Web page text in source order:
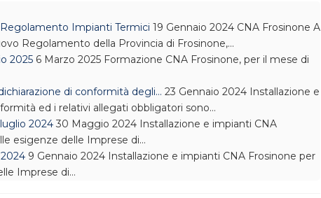
Impianti Termici 19 Gennaio 2024 CNA Frosinone A
Regolamento della Provincia di Frosinone,…
20256 Marzo 2025 Formazione CNA Frosinone, per il mese di
di conformità degli… 23 Gennaio 2024 Installazione e
ed i relativi allegati obbligatori sono…
202430 Maggio 2024 Installazione e impianti CNA
esigenze delle Imprese di…
9 Gennaio 2024 Installazione e impianti CNA Frosinone per
Imprese di…